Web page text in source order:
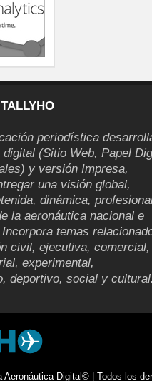
periodística
digital (Sitio Web, Papel
y versión Impresa,
una visión global,
dinámica,
la aeronáutica nacional e
temas
civil, ejecutiva, comercial,
experimental,
deportivo, social y cultural.
Aeronáutica Digital© | Todos los